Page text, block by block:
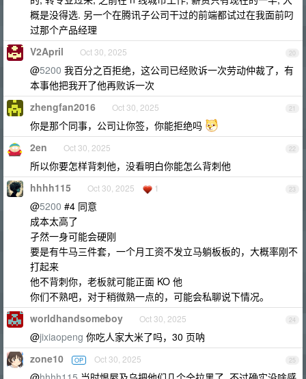
概是没得选. 另一个在腾讯子公司干过的前端都试过在我面前叼
过那个产品经理
20
V2April Oct 30, 2025
@5200 我百分之百拒绝，这公司已经败诉一次劳动仲裁了，有
本事他把我开了他再败诉一次
21
zhengfan2016 Oct 30, 2025
你是那个同事，公司让你签，你能拒绝吗
22
2en Oct 30, 2025
所以你要怎样背刺他，没看明白你能怎么背刺他
23
hhhh115 Oct 30, 2025 1
@5200 #4 同意
成本太高了
孑然一身可能会硬刚
要是有牛马三件套，一个月工资不发立马躺板板的，大概率刚不
打起来
他不背刺你，老板就可能正面 KO 他
你们不熟吧，对于稍微熟一点的，可能会私聊说下情况。
24
worldhandsomeboy Oct 30, 2025
@jixiaopeng 你吃人家大米了吗，30 页呐
25
zone10 OP Oct 30, 2025